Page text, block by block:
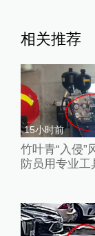
相关推荐
15小时前
竹叶青“入侵”
防员用专业工